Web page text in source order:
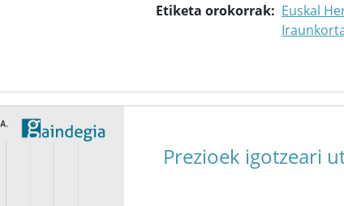
Etiketa orokorrak
Euskal
Prezioek igotzeari